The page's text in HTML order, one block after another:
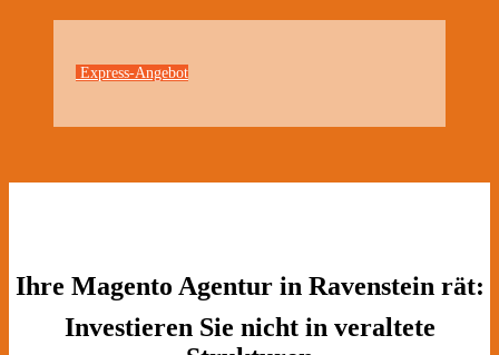
Express-Angebot
Ihre Magento Agentur in Ravenstein rät:
Investieren Sie nicht in veraltete